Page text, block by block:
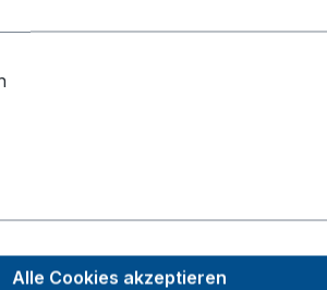
Schweißkonstruktion aus Stahl
spurloser, grauer TPE-Bereifungund
Alle Cookies akzeptieren